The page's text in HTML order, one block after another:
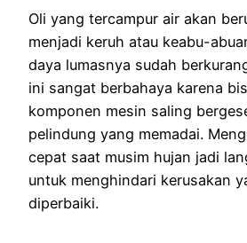
Oli yang tercampur air akan
menjadi keruh atau keabu-
daya lumasnya sudah
ini sangat berbahaya karena
komponen mesin saling
pelindung yang memadai.
cepat saat musim hujan jadi
untuk menghindari kerusakan
diperbaiki.